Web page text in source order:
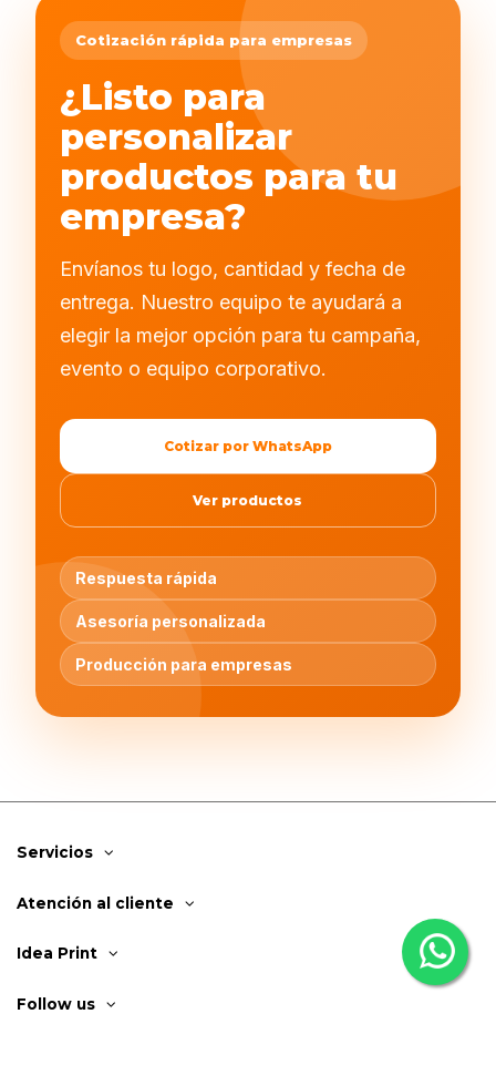
Cotización rápida para empresas
¿Listo para
personalizar
productos para tu
empresa?
Envíanos tu logo, cantidad y fecha de
entrega. Nuestro equipo te ayudará a
elegir la mejor opción para tu campaña,
evento o equipo corporativo.
Cotizar por WhatsApp
Ver productos
Respuesta rápida
Asesoría personalizada
Producción para empresas
Servicios
Atención al cliente
Idea Print
Follow us